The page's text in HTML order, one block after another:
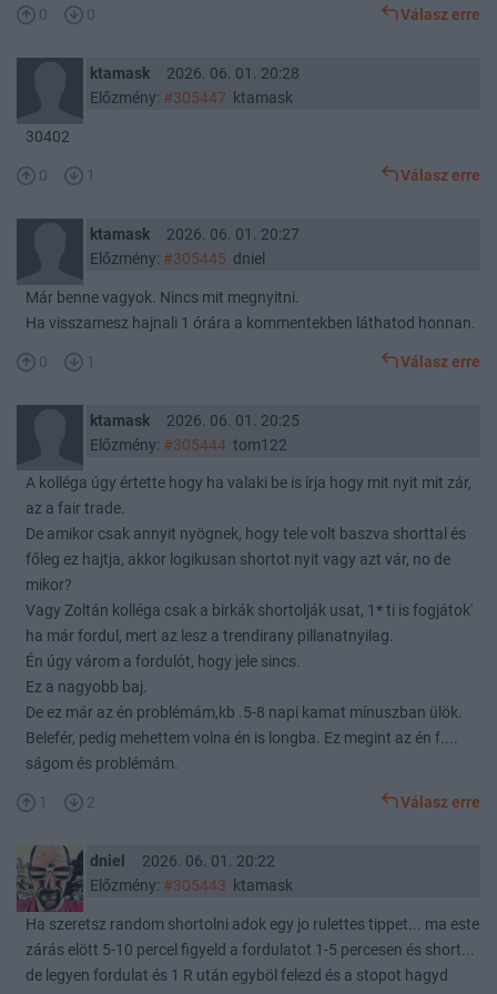
0 0 Válasz erre
ktamask
2026. 06. 01. 20:28
Előzmény: #305447 ktamask
30402
0 1 Válasz erre
ktamask
2026. 06. 01. 20:27
Előzmény: #305445 dniel
Már benne vagyok. Nincs mit megnyitni.
Ha visszamesz hajnali 1 órára a kommentekben láthatod honnan.
0 1 Válasz erre
ktamask
2026. 06. 01. 20:25
Előzmény: #305444tom122
A kolléga úgy értette hogy ha valaki be is írja hogy mit nyit mit zár,
az a fair trade.
De amikor csak annyit nyögnek, hogy tele volt baszva shorttal és
főleg ez hajtja, akkor logikusan shortot nyit vagy azt vár, no de
mikor?
Vagy Zoltán kolléga csak a birkák shortolják usat, 1* ti is fogjátok'
ha már fordul, mert az lesz a trendirany pillanatnyilag.
Én úgy várom a fordulót, hogy jele sincs.
Ez a nagyobb baj.
De ez már az én problémám,kb .5-8 napi kamat mínuszban ülök.
Belefér, pedig mehettem volna én is longba. Ez megint az én f....
ságom és problémám.
1 2 Válasz erre
dniel
2026. 06. 01. 20:22
Előzmény: #305443 ktamask
Ha szeretsz random shortolni adok egy jo rulettes tippet... ma este
zárás elött 5-10 percel figyeld a fordulatot 1-5 percesen és short...
de legyen fordulat és 1 R után egyböl felezd és a stopot hagyd